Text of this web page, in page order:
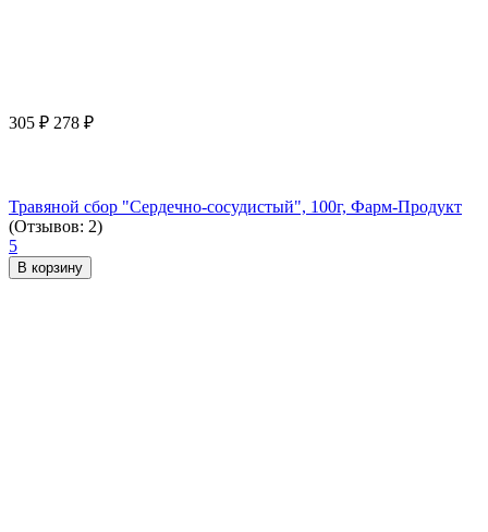
305 ₽ 278 ₽
Травяной сбор "Сердечно-сосудистый", 100г, Фарм-Продукт
(Отзывов: 2)
5
В корзину